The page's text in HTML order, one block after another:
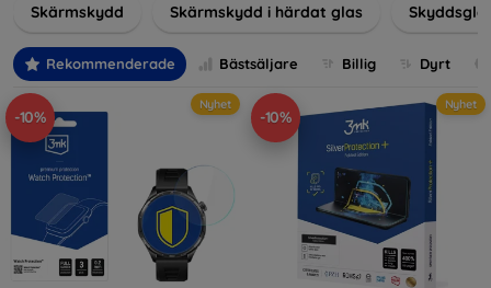
mindre skador samtidigt som de minimerar fingeravtryck.
vardagens fallgropar. Vårt sortiment omfattar produkter
som är kompatibla med en mängd olika märken och
modeller, vilket säkerställer att varje kund hittar det
perfekta skyddet för sin enhet.
Skärmskydd Skärmskydd i härdat glas
Rekommenderade Bästsäljare Billig Dyrt
-10%
Nyhet
-10%
Nyhet